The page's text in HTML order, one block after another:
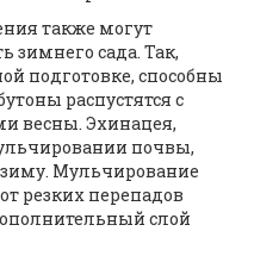
также могут
зимнего сада. Так,
подготовке, способны
распустятся с
весны. Эхинацея,
почвы,
Мульчирование
резких перепадов
слой